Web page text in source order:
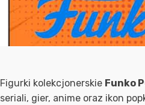
Figurki kolekcjonerskie Funko
seriali, gier, anime oraz ikon